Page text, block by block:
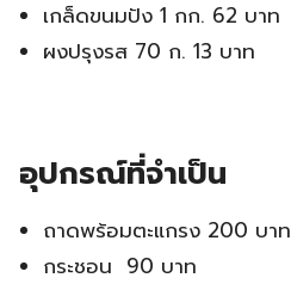
เกล็ดขนมปัง 1 กก. 62 บาท
ผงปรุงรส 70 ก. 13 บาท
อุปกรณ์ที่จำเป็น
ถาดพร้อมตะแกรง 200 บาท
กระชอน 90 บาท